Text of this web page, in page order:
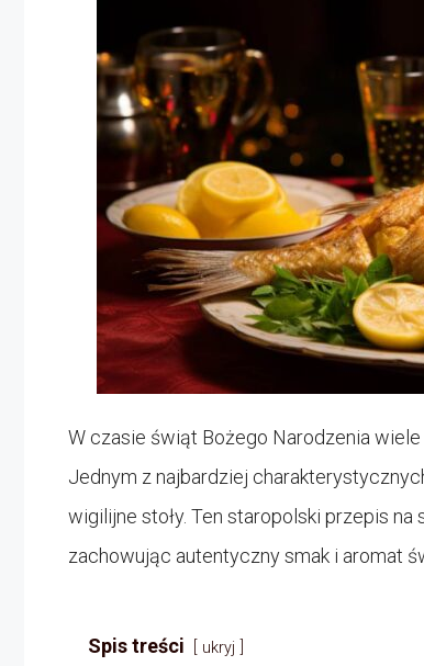
W czasie świąt Bożego Narodzenia
Jednym z najbardziej
wigilijne stoły. Ten staropolski przepis
zachowując autentyczny smak i aromat
Spis treści ukryj